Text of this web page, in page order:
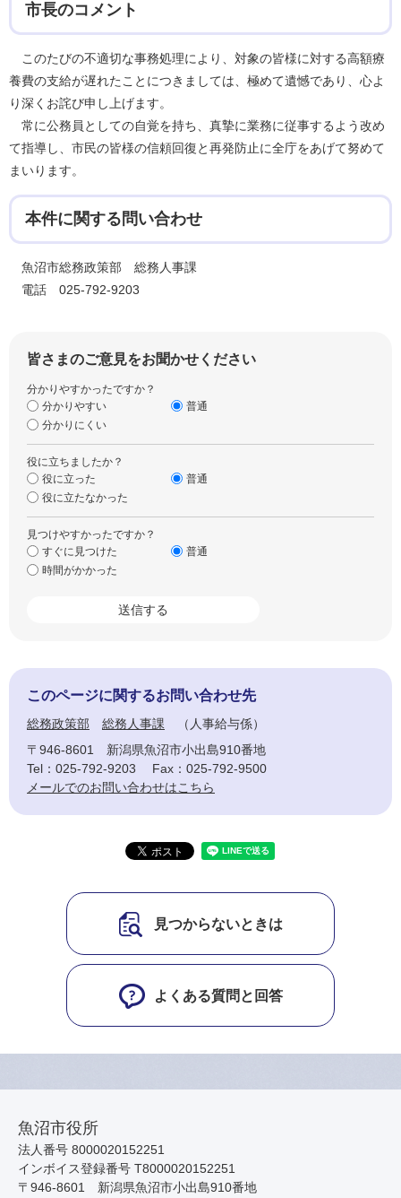
市長のコメント
このたびの不適切な事務処理により、対象の皆様に対する高額療
養費の支給が遅れたことにつきましては、極めて遺憾であり、心よ
り深くお詫び申し上げます。
常に公務員としての自覚を持ち、真摯に業務に従事するよう改め
て指導し、市民の皆様の信頼回復と再発防止に全庁をあげて努めて
まいります。
本件に関する問い合わせ
魚沼市総務政策部 総務人事課
電話 025-792-9203
皆さまのご意見をお聞かせください
分かりやすかったですか？
分かりやすい
普通
分かりにくい
役に立ちましたか？
役に立った
普通
役に立たなかった
見つけやすかったですか？
すぐに見つけた
普通
時間がかかった
このページに関するお問い合わせ先
総務政策部 総務人事課
人事給与係
〒946-8601
新潟県魚沼市小出島910番地
Tel：025-792-9203
Fax：025-792-9500
メールでのお問い合わせはこちら
見つからないときは
よくある質問と回答
魚沼市役所
法人番号 8000020152251
インボイス登録番号 T8000020152251
〒946-8601 新潟県魚沼市小出島910番地